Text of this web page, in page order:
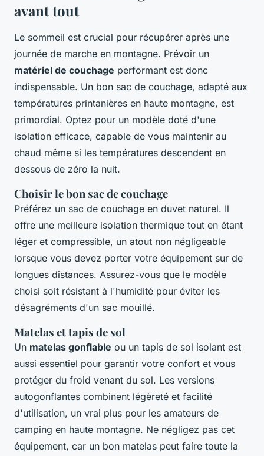
avant tout
Le sommeil est crucial pour récupérer après une
journée de marche en montagne. Prévoir un
matériel de couchage performant est donc
indispensable. Un bon sac de couchage, adapté aux
températures printanières en haute montagne, est
primordial. Optez pour un modèle doté d'une
isolation efficace, capable de vous maintenir au
chaud même si les températures descendent en
dessous de zéro la nuit.
Choisir le bon sac de couchage
Préférez un sac de couchage en duvet naturel. Il
offre une meilleure isolation thermique tout en étant
léger et compressible, un atout non négligeable
lorsque vous devez porter votre équipement sur de
longues distances. Assurez-vous que le modèle
choisi soit résistant à l'humidité pour éviter les
désagréments d'un sac mouillé.
Matelas et tapis de sol
Un matelas gonflable ou un tapis de sol isolant est
aussi essentiel pour garantir votre confort et vous
protéger du froid venant du sol. Les versions
autogonflantes combinent légèreté et facilité
d'utilisation, un vrai plus pour les amateurs de
camping en haute montagne. Ne négligez pas cet
équipement, car un bon matelas peut faire toute la